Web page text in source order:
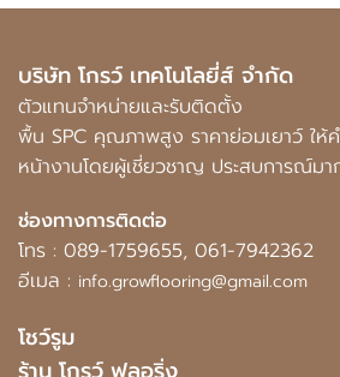
บริษัท โกรว์ เทคโนโลยี่ส์ จำกัด
ตัวแทนจำหน่ายและรับติดตั้ง
พื้น SPC คุณภาพสูง ราคาย่อมเยาว์ ให้ค
หน้างานโดยผู้เชี่ยวชาญ ประสบการณ์ม
ช่องทางการติดต่อ
โทร : 089-1759655, 061-7942362
อีเมล : info.growflooring@gmail.com
โชว์รูม